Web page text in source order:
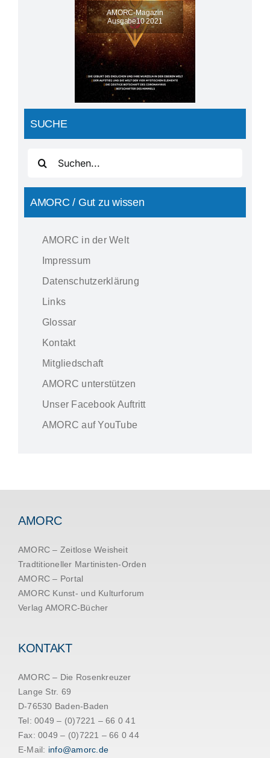
AMORC-Magazin
Ausgabe10 2021
SUCHE
nach:
AMORC / Gut zu wissen
AMORC in der Welt
Impressum
Datenschutzerklärung
Links
Glossar
Kontakt
Mitgliedschaft
AMORC unterstützen
Unser Facebook Auftritt
AMORC auf YouTube
AMORC
AMORC – Zeitlose Weisheit
Tradtitioneller Martinisten-Orden
AMORC – Portal
AMORC Kunst- und Kulturforum
Verlag AMORC-Bücher
KONTAKT
AMORC – Die Rosenkreuzer
Lange Str. 69
D-76530 Baden-Baden
Tel: 0049 – (0)7221 – 66 0 41
Fax: 0049 – (0)7221 – 66 0 44
E-Mail: info@amorc.de